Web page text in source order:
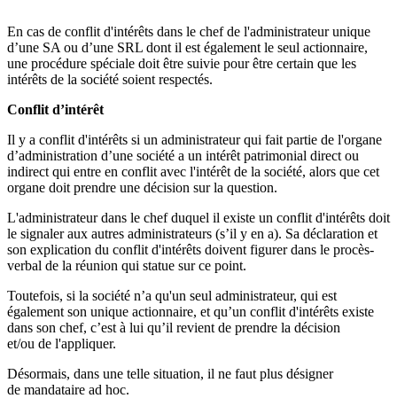
En cas de conflit d'intérêts dans le chef de l'administrateur unique
d’une SA ou d’une SRL dont il est également le seul actionnaire,
une procédure spéciale doit être suivie pour être certain que les
intérêts de la société soient respectés.
Conflit d’intérêt
Il y a conflit d'intérêts si un administrateur qui fait partie de l'organe
d’administration d’une société a un intérêt patrimonial direct ou
indirect qui entre en conflit avec l'intérêt de la société, alors que cet
organe doit prendre une décision sur la question.
L'administrateur dans le chef duquel il existe un conflit d'intérêts doit
le signaler aux autres administrateurs (s’il y en a). Sa déclaration et
son explication du conflit d'intérêts doivent figurer dans le procès-
verbal de la réunion qui statue sur ce point.
Toutefois, si la société n’a qu'un seul administrateur, qui est
également son unique actionnaire, et qu’un conflit d'intérêts existe
dans son chef, c’est à lui qu’il revient de prendre la décision
et/ou de l'appliquer.
Désormais, dans une telle situation, il ne faut plus désigner
de mandataire ad hoc.